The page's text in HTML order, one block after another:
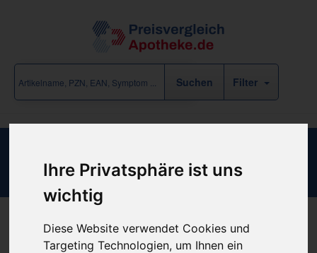
Ihre Privatsphäre ist uns
wichtig
Diese Website verwendet Cookies und
Targeting Technologien, um Ihnen ein
Filter
Credo Flachraspel 3004 Blister
Produkt empfehlen